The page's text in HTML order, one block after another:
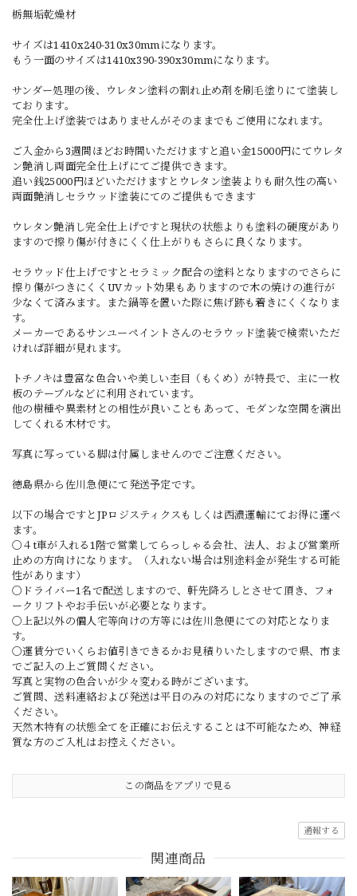
栃無垢乾燥材
サイズは1410x240-310x30mmになります。
もう一面のサイズは1410x390-390x30mmになります。
サンダー処理の後、ウレタン塗料の割れ止め剤を刷毛塗りにて塗装し
ております。
完全仕上げ塗装ではありませんがそのままでもご使用になれます。
ご入金から3週間ほどお時間いただけますと追い金15000円にてウレタ
ン艶消し両面完全仕上げにてご提供できます。
追い銭25000円ほどいただけますとウレタン塗装よりも耐久性の高い
両面艶消しセラウッド塗装にてのご提供もできます
ウレタン艶消し完全仕上げですと現状の状態よりも塗料の硬度があり
ますので擦り傷が付きにくく仕上がりもさらに良くなります。
セラウッド仕上げですとセラミック配合の塗料となりますのでさらに
擦り傷がつきにくくUVカット効果もありますので木の焼けの進行が
少なくて済みます。また鍋等を置いた際に焦げ跡も着きにくくなりま
す。
メーカーであるサンユーペイントさんのセラウッド塗装で検索いただ
ければ詳細が見れます。
トチノキは豊富な色合いや美しい杢目（もくめ）が特長で、主に一枚
板のテーブルなどに利用されています。
他の樹種や異素材との相性が良いこともあって、モダンな空間を演出
してくれる木材です。
写真に写っている脚は付属しませんのでご注意ください。
徳島県から佐川急便にて発送予定です。
以下の場合ですとJPロジスティクスもしくは西濃運輸にてお得に運べ
ます。
〇４t車が入れる1階で営業してらっしゃる会社、法人、および営業所
止めの方向けになります。（入れない場合は別途料金が発生する可能
性があります）
〇ドライバー1名で配送しますので、軒先降ろしとさせて頂き、フォ
ークリフトやお手伝いが必要となります。
〇上記以外の個人宅等向けの方等には佐川急便にての対応となりま
す。
〇運賃分でいくらお値引きできるかお見積りいたしますので県、市ま
でご記入の上ご質問ください。
写真と実物の色合いが少々変わる時がございます。
ご質問、送料連絡および発送は平日のみの対応になりますのでご了承
ください。
天然木特有の状態全てを正確にお伝えすることは不可能なため、神経
質な方のご入札はお控えください。
この商品をアプリで見る
通報する
関連商品